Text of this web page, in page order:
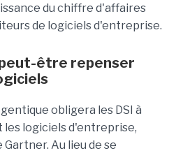
du chiffre d'affaires
de logiciels d'entreprise.
être repenser
obligera les DSI à
logiciels d'entreprise,
Au lieu de se